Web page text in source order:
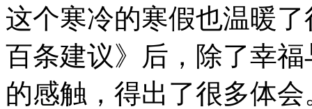
这个寒冷的寒假也温暖
百条建议》后，除了幸
的感触，得出了很多体会